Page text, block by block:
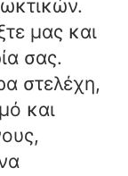
μας και
σας.
στελέχη,
και